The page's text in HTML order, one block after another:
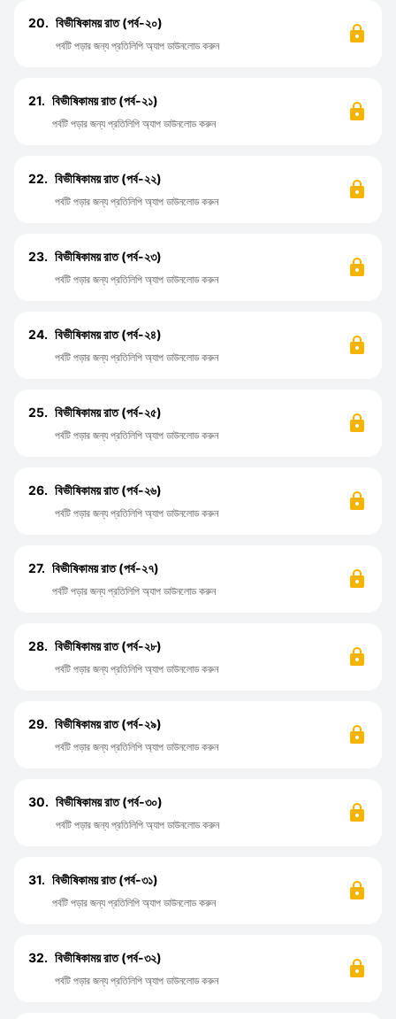
20. বিভীষিকাময় রাত (পর্ব-২০)
পর্বটি পড়ার জন্য প্রতিলিপি অ্যাপ ডাউনলোড করুন
21. বিভীষিকাময় রাত (পর্ব-২১)
পর্বটি পড়ার জন্য প্রতিলিপি অ্যাপ ডাউনলোড করুন
22. বিভীষিকাময় রাত (পর্ব-২২)
পর্বটি পড়ার জন্য প্রতিলিপি অ্যাপ ডাউনলোড করুন
23. বিভীষিকাময় রাত (পর্ব-২৩)
পর্বটি পড়ার জন্য প্রতিলিপি অ্যাপ ডাউনলোড করুন
24. বিভীষিকাময় রাত (পর্ব-২৪)
পর্বটি পড়ার জন্য প্রতিলিপি অ্যাপ ডাউনলোড করুন
25. বিভীষিকাময় রাত (পর্ব-২৫)
পর্বটি পড়ার জন্য প্রতিলিপি অ্যাপ ডাউনলোড করুন
26. বিভীষিকাময় রাত (পর্ব-২৬)
পর্বটি পড়ার জন্য প্রতিলিপি অ্যাপ ডাউনলোড করুন
27. বিভীষিকাময় রাত (পর্ব-২৭)
পর্বটি পড়ার জন্য প্রতিলিপি অ্যাপ ডাউনলোড করুন
28. বিভীষিকাময় রাত (পর্ব-২৮)
পর্বটি পড়ার জন্য প্রতিলিপি অ্যাপ ডাউনলোড করুন
29. বিভীষিকাময় রাত (পর্ব-২৯)
পর্বটি পড়ার জন্য প্রতিলিপি অ্যাপ ডাউনলোড করুন
30. বিভীষিকাময় রাত (পর্ব-৩০)
পর্বটি পড়ার জন্য প্রতিলিপি অ্যাপ ডাউনলোড করুন
31. বিভীষিকাময় রাত (পর্ব-৩১)
পর্বটি পড়ার জন্য প্রতিলিপি অ্যাপ ডাউনলোড করুন
32. বিভীষিকাময় রাত (পর্ব-৩২)
পর্বটি পড়ার জন্য প্রতিলিপি অ্যাপ ডাউনলোড করুন